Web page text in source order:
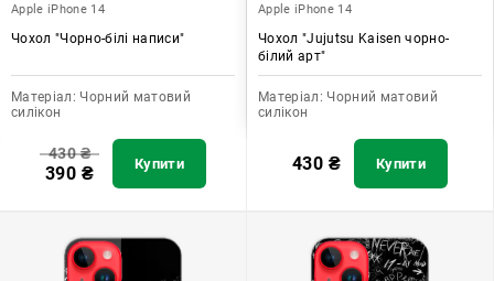
Apple iPhone 14
Чохол "Чорно-білі написи"
Матеріал: Чорний матовий
силікон
430₴
390 ₴ Купити
Apple iPhone 14
Чохол "Jujutsu Kaisen чорно-
білий арт"
Матеріал: Чорний матовий
силікон
430 ₴ Купити